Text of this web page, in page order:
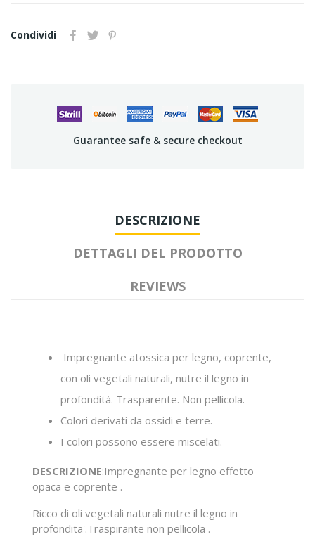
Condividi
Guarantee safe & secure checkout
DESCRIZIONE
DETTAGLI DEL PRODOTTO
REVIEWS
Impregnante atossica per legno, coprente,
con oli vegetali naturali, nutre il legno in
profondità. Trasparente. Non pellicola.
Colori derivati da ossidi e terre.
I colori possono essere miscelati.
DESCRIZIONE:Impregnante per legno effetto
opaca e coprente .
Ricco di oli vegetali naturali nutre il legno in
profondita'.Traspirante non pellicola .